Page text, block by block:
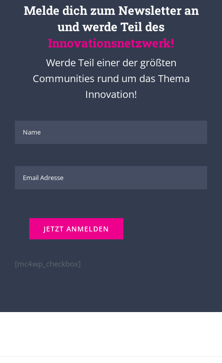
Melde dich zum Newsletter an
und werde Teil des
Innovationsnetzwerk!
Werde Teil einer der größten
Communities rund um das Thema
Innovation!
[mc4wp_checkbox]